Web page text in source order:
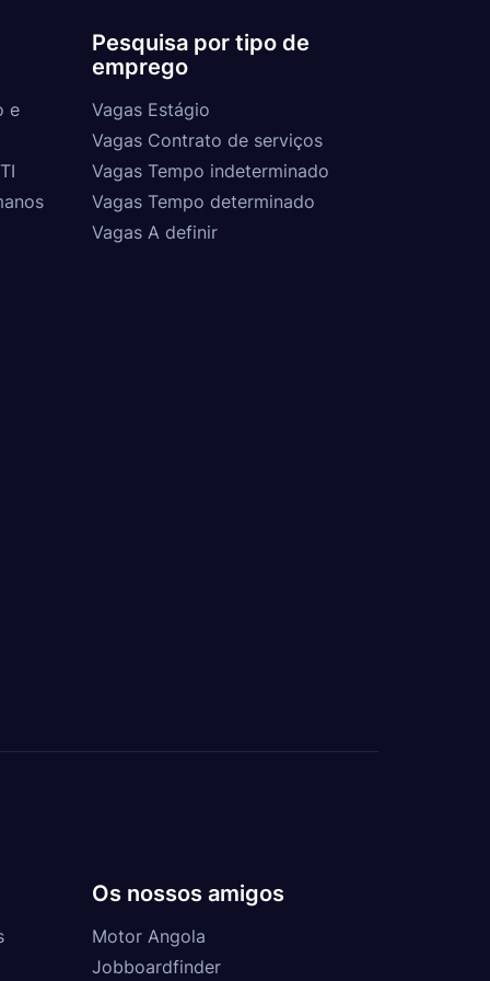
e
Pesquisa por tipo de
emprego
Vagas Estágio
Vagas Contrato de serviços
Vagas Tempo indeterminado
Vagas Tempo determinado
Vagas A definir
Os nossos amigos
Motor Angola
Jobboardfinder